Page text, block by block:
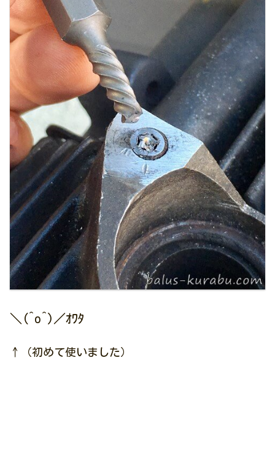
＼(^o^)／ｵﾜﾀ
↑（初めて使いました）